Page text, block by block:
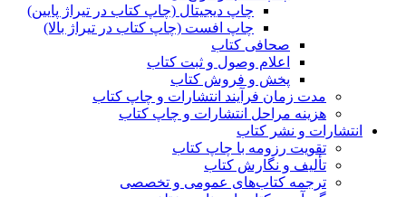
چاپ دیجیتال (چاپ کتاب در تیراژ پایین)
چاپ افست (چاپ کتاب در تیراژ بالا)
صحافی کتاب
اعلام وصول و ثبت کتاب
پخش و فروش کتاب
مدت زمان فرآیند انتشارات و چاپ کتاب
هزینه مراحل انتشارات و چاپ کتاب
انتشارات و نشر کتاب
تقویت رزومه با چاپ کتاب
تألیف و نگارش کتاب
ترجمه کتاب‌های عمومی و تخصصی